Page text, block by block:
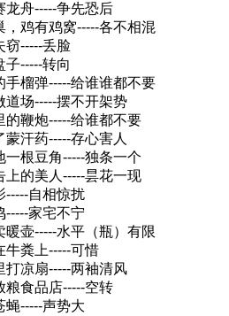
龙舟-----争先恐后
鸡有鸡窝-----各不相混
窃-----丢脸
子-----转向
榴弹-----给谁谁都不要
道场-----摆不开架势
的鞭炮-----给谁都不要
汗药-----存心害人
根豆角-----独条一个
上的美人-----昙花一现
-----自相惊扰
-----家宅不宁
壶-----水平（瓶）有限
牛粪上-----可惜
打凉扇-----两袖清风
粮食品店-----空转
蝇-----声势大